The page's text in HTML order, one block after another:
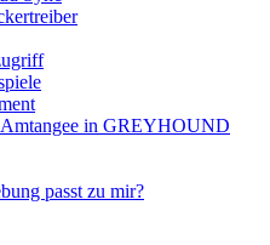
in GREYHOUND
passt zu mir?